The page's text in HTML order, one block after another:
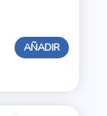
AÑADIR